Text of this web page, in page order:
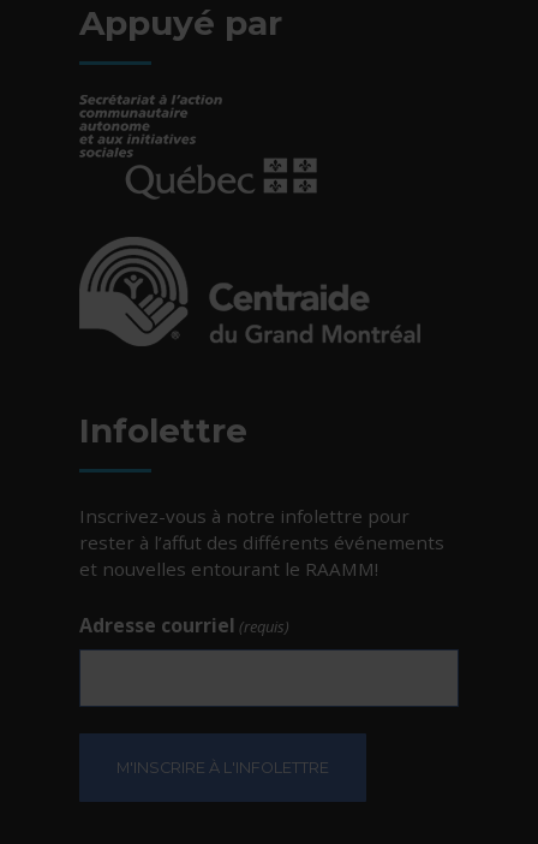
Appuyé par
Infolettre
Inscrivez-vous à notre infolettre pour
rester à l’affut des différents événements
et nouvelles entourant le RAAMM!
Adresse courriel (requis)